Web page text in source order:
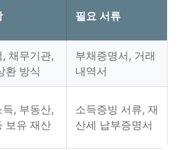
필요 서류
채무기관,
환 방식
부채증명서, 거래
내역서
, 부동산,
보유 재산
소득증빙 서류, 재
산세 납부증명서